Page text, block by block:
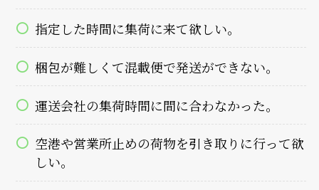
指定した時間に集荷に来て欲しい。
梱包が難しくて混載便で発送ができない。
運送会社の集荷時間に間に合わなかった。
空港や営業所止めの荷物を引き取りに行って欲
しい。